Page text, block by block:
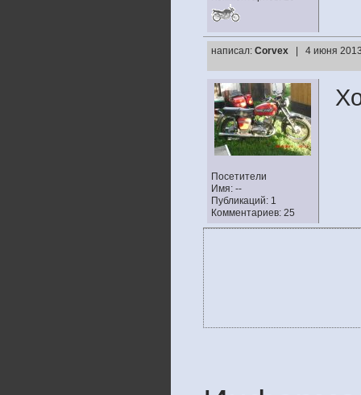
написал: Corvex | 4 июня
Посетители
Имя: --
Публикаций: 1
Комментариев: 25